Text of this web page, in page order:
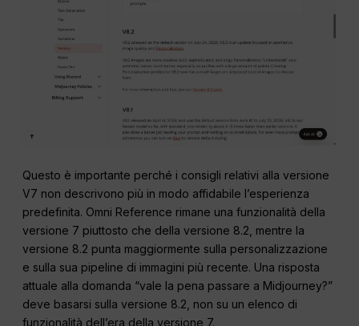
Questo è importante perché i consigli relativi alla versione
V7 non descrivono più in modo affidabile l’esperienza
predefinita. Omni Reference rimane una funzionalità della
versione 7 piuttosto che della versione 8.2, mentre la
versione 8.2 punta maggiormente sulla personalizzazione
e sulla sua pipeline di immagini più recente. Una risposta
attuale alla domanda “vale la pena passare a Midjourney?”
deve basarsi sulla versione 8.2, non su un elenco di
funzionalità dell’era della versione 7.